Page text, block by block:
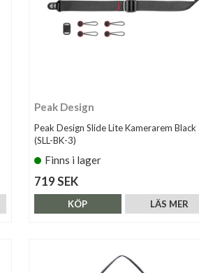
Peak Design
Peak Design Slide Lite Kamerarem Black
(SLL-BK-3)
Finns i lager
719 SEK
LÄS MER
KÖP